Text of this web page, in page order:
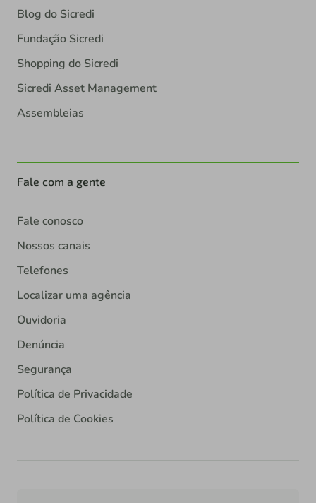
Blog do Sicredi
Fundação Sicredi
Shopping do Sicredi
Sicredi Asset Management
Assembleias
Fale com a gente
Fale conosco
Nossos canais
Telefones
Localizar uma agência
Ouvidoria
Denúncia
Segurança
Política de Privacidade
Política de Cookies